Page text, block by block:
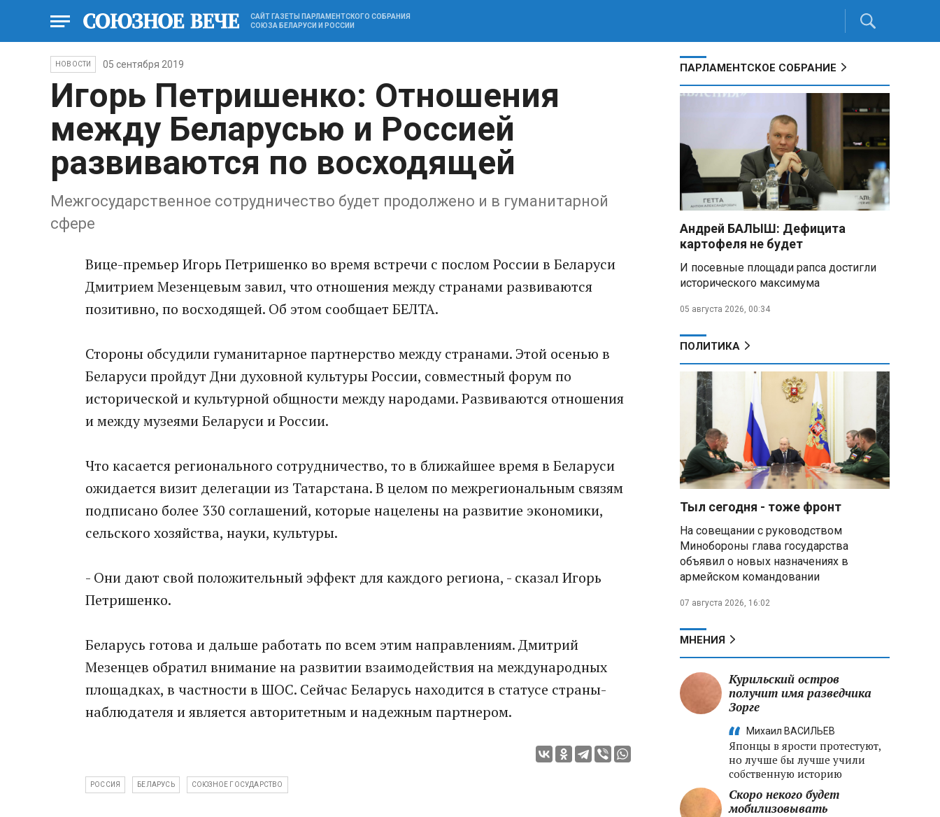
САЙТ ГАЗЕТЫ ПАРЛАМЕНТСКОГО СОБРАНИЯ
СОЮЗА БЕЛАРУСИ И РОССИИ
НОВОСТИ 05 сентября 2019
Игорь Петришенко: Отношения
между Беларусью и Россией
развиваются по восходящей
Межгосударственное сотрудничество будет продолжено и в гуманитарной
сфере
Вице-премьер Игорь Петришенко во время встречи с послом России в Беларуси
Дмитрием Мезенцевым завил, что отношения между странами развиваются
позитивно, по восходящей. Об этом сообщает БЕЛТА.
Стороны обсудили гуманитарное партнерство между странами. Этой осенью в
Беларуси пройдут Дни духовной культуры России, совместный форум по
исторической и культурной общности между народами. Развиваются отношения
и между музеями Беларуси и России.
Что касается регионального сотрудничество, то в ближайшее время в Беларуси
ожидается визит делегации из Татарстана. В целом по межрегиональным связям
подписано более 330 соглашений, которые нацелены на развитие экономики,
сельского хозяйства, науки, культуры.
- Они дают свой положительный эффект для каждого региона, - сказал Игорь
Петришенко.
Беларусь готова и дальше работать по всем этим направлениям. Дмитрий
Мезенцев обратил внимание на развитии взаимодействия на международных
площадках, в частности в ШОС. Сейчас Беларусь находится в статусе страны-
наблюдателя и является авторитетным и надежным партнером.
РОССИЯ БЕЛАРУСЬ СОЮЗНОЕ ГОСУДАРСТВО
ПАРЛАМЕНТСКОЕ СОБРАНИЕ
Андрей БАЛЫШ: Дефицита
картофеля не будет
И посевные площади рапса достигли
исторического максимума
05 августа 2026, 00:34
ПОЛИТИКА
Тыл сегодня - тоже фронт
На совещании с руководством
Минобороны глава государства
объявил о новых назначениях в
армейском командовании
07 августа 2026, 16:02
МНЕНИЯ
Курильский остров
получит имя разведчика
Зорге
Михаил ВАСИЛЬЕВ
Японцы в ярости протестуют,
но лучше бы лучше учили
собственную историю
Скоро некого будет
мобилизовывать